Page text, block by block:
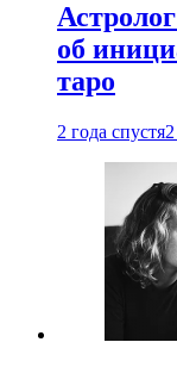
об
таро
2 года спустя